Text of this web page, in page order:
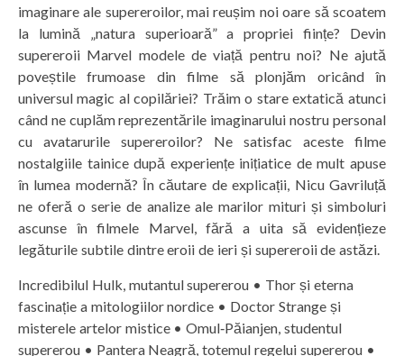
imaginare ale supereroilor, mai reușim noi oare să scoatem
la lumină „natura superioară” a propriei ființe? Devin
supereroii Marvel modele de viață pentru noi? Ne ajută
poveștile frumoase din filme să plonjăm oricând în
universul magic al copilăriei? Trăim o stare extatică atunci
când ne cuplăm reprezentările imaginarului nostru personal
cu avatarurile supereroilor? Ne satisfac aceste filme
nostalgiile tainice după experiențe inițiatice de mult apuse
în lumea modernă? În căutare de explicații, Nicu Gavriluță
ne oferă o serie de analize ale marilor mituri și simboluri
ascunse în filmele Marvel, fără a uita să evidențieze
legăturile subtile dintre eroii de ieri și supereroii de astăzi.
Incredibilul Hulk, mutantul supererou • Thor și eterna
fascinație a mitologiilor nordice • Doctor Strange și
misterele artelor mistice • Omul‑Păianjen, studentul
supererou • Pantera Neagră, totemul regelui supererou •